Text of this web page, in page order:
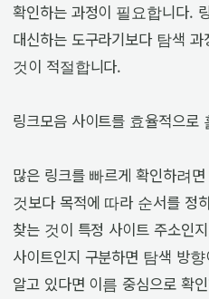
확인하는 과정이 필요합니다.
대신하는 도구라기보다 탐색
것이 적절합니다.
링크모음 사이트를 효율적으로
많은 링크를 빠르게 확인하려
것보다 목적에 따라 순서를 정
찾는 것이 특정 사이트 주소인
사이트인지 구분하면 탐색 방
알고 있다면 이름 중심으로 확